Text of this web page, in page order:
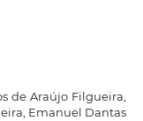
de Araújo Filgueira,
Emanuel Dantas